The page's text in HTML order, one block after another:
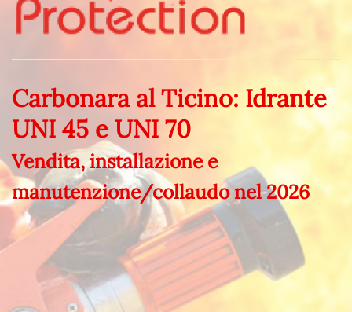
Carbonara al Ticino: Idrante
UNI 45 e UNI 70
Vendita, installazione e
manutenzione/collaudo nel2026